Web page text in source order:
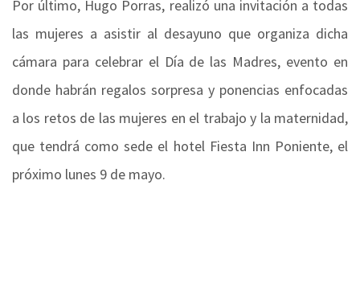
Por último, Hugo Porras, realizó una invitación a todas
las mujeres a asistir al desayuno que organiza dicha
cámara para celebrar el Día de las Madres, evento en
donde habrán regalos sorpresa y ponencias enfocadas
a los retos de las mujeres en el trabajo y la maternidad,
que tendrá como sede el hotel Fiesta Inn Poniente, el
próximo lunes 9 de mayo.